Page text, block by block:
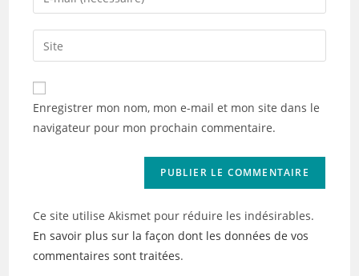
comment
your
email
address
comment
Saisir
l’URL
de
votre
(facultatif)
Enregistrer mon nom, mon e-mail et mon site dans le
navigateur pour mon prochain commentaire.
Ce site utilise Akismet pour réduire les indésirables.
En savoir plus sur la façon dont les données de vos
commentaires sont traitées.